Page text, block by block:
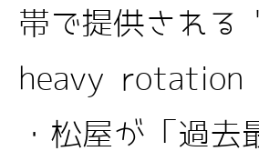
帯で提供される
heavy rotation
・松屋が「過去